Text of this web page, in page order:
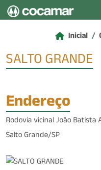
Inicial
SALTO GRANDE
Endereço
Rodovia vicinal João Batista
Salto Grande/SP